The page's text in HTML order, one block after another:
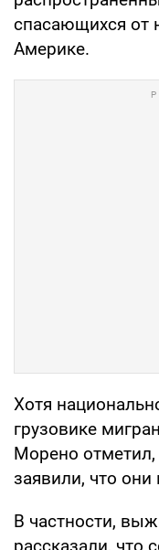
спасающихся от
Америке.
Хотя
грузовике
Морено
заявили, что
В частности,
рассказали, что